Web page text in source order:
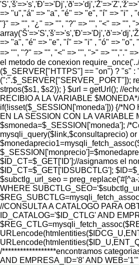
=> "u","á" => "a", "é" => "e", "í" => "i" ,
"}" => "", "¿" => "", "?" => "", "<" => "",
=> "a", "é" => "e", "í" => "i" , "ó" => "o",
=> "", "?" => "", "<" => "", ">" => "","."
el metodo de conexion
($_SERVER["HTTPS"] == "on") ? "s"
(":".$_SERVER["SERVER_PORT"]);
strpos($s1, $s2)); } $url = getUrl(); //
RECIBIO A LA VARIABLE
if(!isset($_SESSION['moneda'])) {/
EN LA SESSION CON LA VARIABLE
$smoneda=$_SESSION['moneda']; /
mysqli_query($link,$consultaprecio)
$ID_CT=$_GET['ID'];//asignamos el
$ID_CT=$_GET['IDSUBCTLG'];
$subctlg_url_seo =
WHERE
//CONSULTA A CATALOGO PARA
ID_CATALOG='$ID_CTLG' AND
/******************encontramos
AND EMPRESA_ID='8' AND